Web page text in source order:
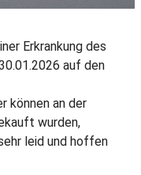
Erkrankung des
auf den
können an der
wurden,
leid und hoffen